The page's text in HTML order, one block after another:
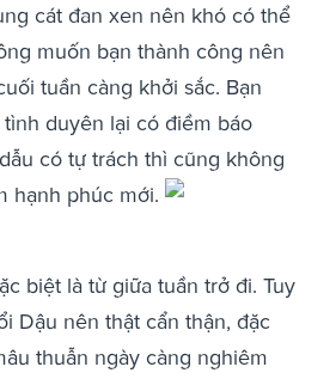
cát đan xen nên khó có thể
muốn bạn thành công nên
tuần càng khởi sắc. Bạn
duyên lại có điềm báo
có tự trách thì cũng không
hạnh phúc mới.
biệt là từ giữa tuần trở đi. Tuy
Dậu nên thật cẩn thận, đặc
thuẫn ngày càng nghiêm